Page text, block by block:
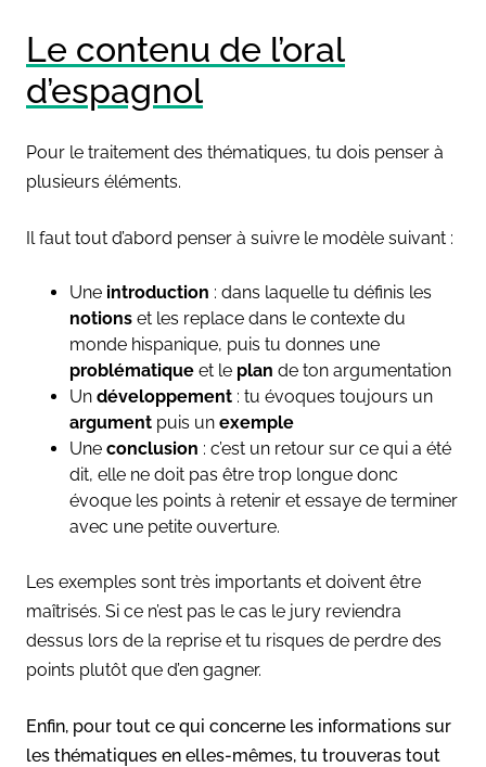
Le contenu de l’oral
d’espagnol
Pour le traitement des thématiques, tu dois penser à
plusieurs éléments.
Il faut tout d’abord penser à suivre le modèle suivant :
Une introduction : dans laquelle tu définis les
notions et les replace dans le contexte du
monde hispanique, puis tu donnes une
problématique et le plan de ton argumentation
Un développement : tu évoques toujours un
argument puis un exemple
Une conclusion : c’est un retour sur ce qui a été
dit, elle ne doit pas être trop longue donc
évoque les points à retenir et essaye de terminer
avec une petite ouverture.
Les exemples sont très importants et doivent être
maîtrisés. Si ce n’est pas le cas le jury reviendra
dessus lors de la reprise et tu risques de perdre des
points plutôt que d’en gagner.
Enfin, pour tout ce qui concerne les informations sur
les thématiques en elles-mêmes, tu trouveras tout